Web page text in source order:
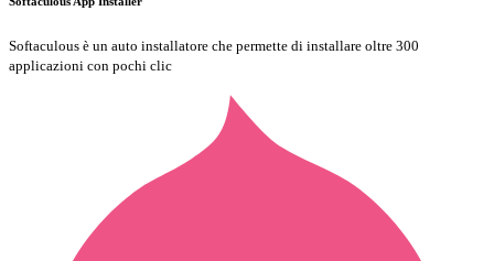
Softaculous è un auto installatore che permette di installare oltre 300
applicazioni con pochi clic